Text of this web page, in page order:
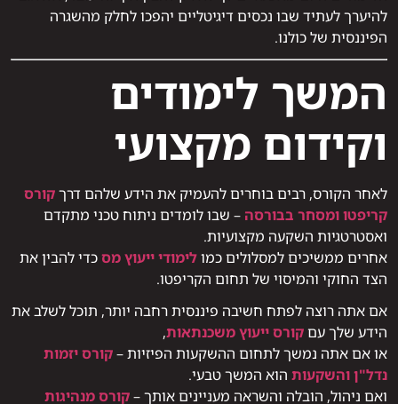
להיערך לעתיד שבו נכסים דיגיטליים יהפכו לחלק מהשגרה
הפיננסית של כולנו.
המשך לימודים
וקידום מקצועי
לאחר הקורס, רבים בוחרים להעמיק את הידע שלהם דרךקורס
קריפטו ומסחר בבורסה – שבו לומדים ניתוח טכני מתקדם
ואסטרטגיות השקעה מקצועיות.
אחרים ממשיכים למסלולים כמולימודי ייעוץ מסכדי להבין את
הצד החוקי והמיסוי של תחום הקריפטו.
אם אתה רוצה לפתח חשיבה פיננסית רחבה יותר, תוכל לשלב את
הידע שלך עםקורס ייעוץ משכנתאות,
או אם אתה נמשך לתחום ההשקעות הפיזיות –קורס יזמות
נדל"ן והשקעות הוא המשך טבעי.
ואם ניהול, הובלה והשראה מעניינים אותך –קורס מנהיגות